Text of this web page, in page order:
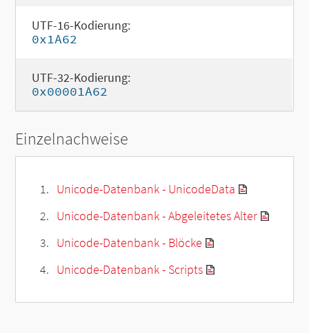
UTF-16-Kodierung:
0x1A62
UTF-32-Kodierung:
0x00001A62
Einzelnachweise
Unicode-Datenbank - UnicodeData
Unicode-Datenbank - Abgeleitetes Alter
Unicode-Datenbank - Blöcke
Unicode-Datenbank - Scripts